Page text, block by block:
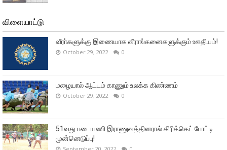
விளையாட்டு
வீரா்களுக்கு இணையாக வீராங்கனைகளுக்கும் ஊதியம்!
October 29, 2022 0
மழையால் ஆட்டம் காணும் உலக்க கிண்ணம்
October 29, 2022 0
51வது படையணி இராணுவத்தினரால் கிரிக்கெட் போட்டி
முன்னெடுப்பு!